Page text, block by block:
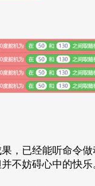
，已经能听命令
不妨碍心中的快乐